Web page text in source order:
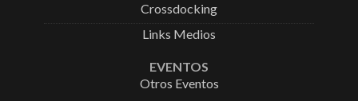
Crossdocking
Links Medios
EVENTOS
Otros Eventos